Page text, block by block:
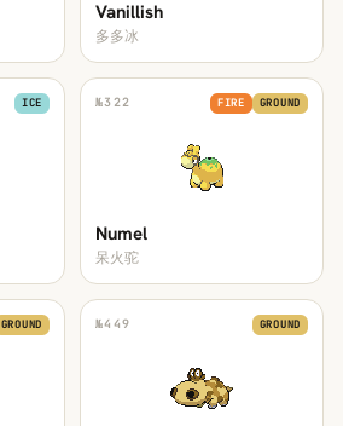
Vanillish
多多冰
ICE №322 FIRE GROUND
Numel
呆火驼
GROUND №449 GROUND